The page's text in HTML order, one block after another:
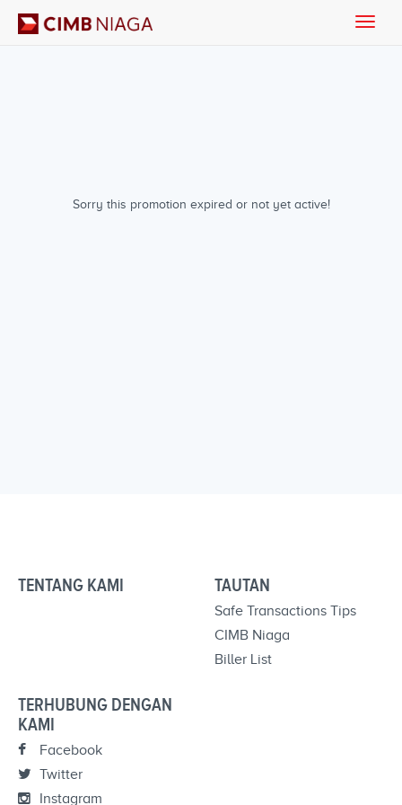
Sorry this promotion expired or not yet active!
Toggle
TENTANG KAMI TAUTAN
Safe Transactions Tips
CIMB Niaga
Biller List
TERHUBUNG DENGAN
KAMI
Facebook
Twitter
Instagram